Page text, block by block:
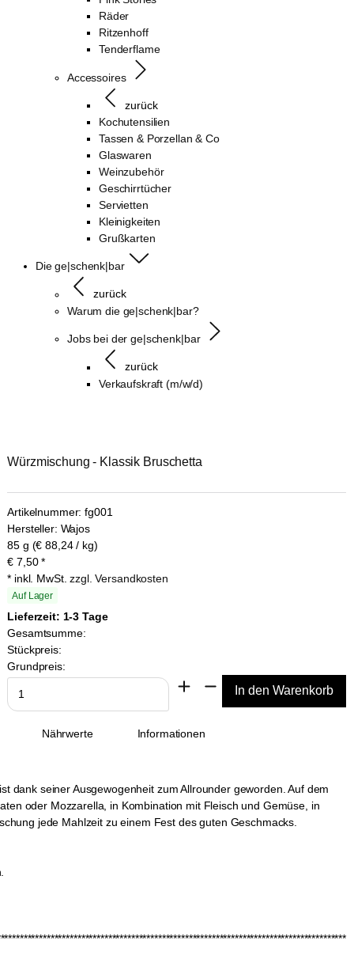
Räder
Ritzenhoff
Tenderflame
Accessoires
zurück
Kochutensilien
Tassen & Porzellan & Co
Glaswaren
Weinzubehör
Geschirrtücher
Servietten
Kleinigkeiten
Grußkarten
Die ge|schenk|bar
zurück
Warum die ge|schenk|bar?
Jobs bei der ge|schenk|bar
zurück
Verkaufskraft (m/w/d)
Würzmischung - Klassik Bruschetta
Artikelnummer: fg001
Hersteller: Wajos
85 g (€ 88,24 / kg)
€ 7,50 *
* inkl. MwSt.zzgl. Versandkosten
Auf Lager
Lieferzeit: 1-3 Tage
Gesamtsumme:
Stückpreis:
Grundpreis:
Nährwerte Informationen
dank seiner Ausgewogenheit zum Allrounder geworden. Auf dem
oder Mozzarella, in Kombination mit Fleisch und Gemüse, in
jede Mahlzeit zu einem Fest des guten Geschmacks.